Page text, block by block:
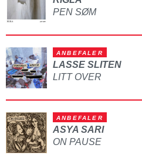
PEN SØM
ANBEFALER
LASSE SLITEN
LITT OVER
ANBEFALER
ASYA SARI
ON PAUSE